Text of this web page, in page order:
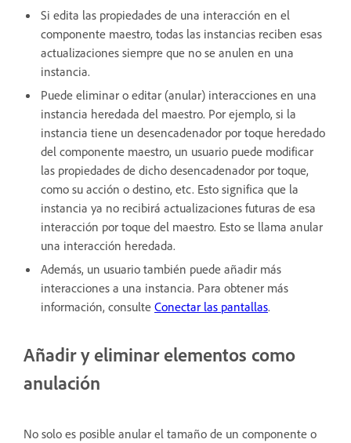
Si edita las propiedades de una interacción en el
componente maestro, todas las instancias reciben esas
actualizaciones siempre que no se anulen en una
instancia.
Puede eliminar o editar (anular) interacciones en una
instancia heredada del maestro. Por ejemplo, si la
instancia tiene un desencadenador por toque heredado
del componente maestro, un usuario puede modificar
las propiedades de dicho desencadenador por toque,
como su acción o destino, etc. Esto significa que la
instancia ya no recibirá actualizaciones futuras de esa
interacción por toque del maestro. Esto se llama anular
una interacción heredada.
Además, un usuario también puede añadir más
interacciones a una instancia. Para obtener más
información, consulte Conectar las pantallas.
Añadir y eliminar elementos como
anulación
No solo es posible anular el tamaño de un componente o